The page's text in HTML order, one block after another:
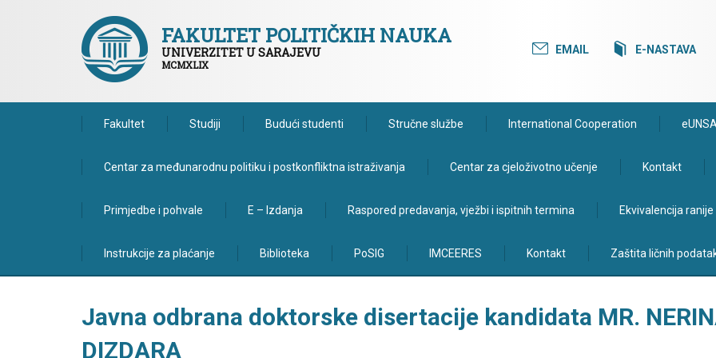
FAKULTET POLITIČKIH NAUKA
UNIVERZITET U SARAJEVU
MCMXLIX
EMAIL E-NASTAVA
Fakultet Studiji Budući studenti Stručne službe International Cooperation
Centar za međunarodnu politiku i postkonfliktna istraživanja Centar za cjeloživotno učenje Kontakt
Primjedbe i pohvale E – Izdanja Raspored predavanja, vježbi i ispitnih termina Ekvivalencija
Instrukcije za plaćanje Biblioteka PoSIG IMCEERES Kontakt Zaštita ličnih
Javna odbrana doktorske disertacije kandidata MR.
DIZDARA